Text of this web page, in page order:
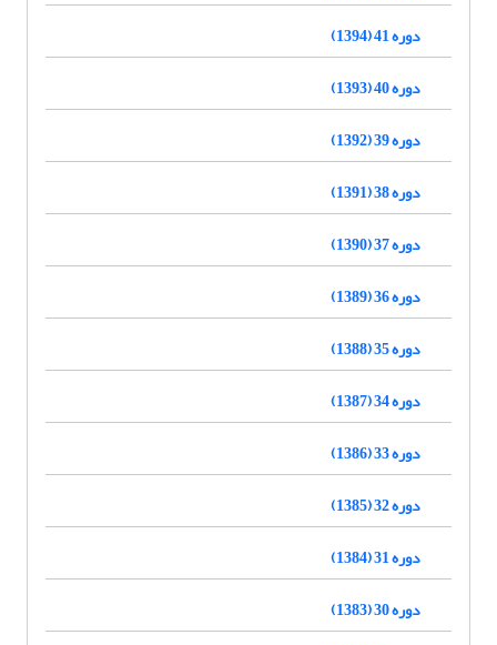
دوره 41 (1394)
دوره 40 (1393)
دوره 39 (1392)
دوره 38 (1391)
دوره 37 (1390)
دوره 36 (1389)
دوره 35 (1388)
دوره 34 (1387)
دوره 33 (1386)
دوره 32 (1385)
دوره 31 (1384)
دوره 30 (1383)